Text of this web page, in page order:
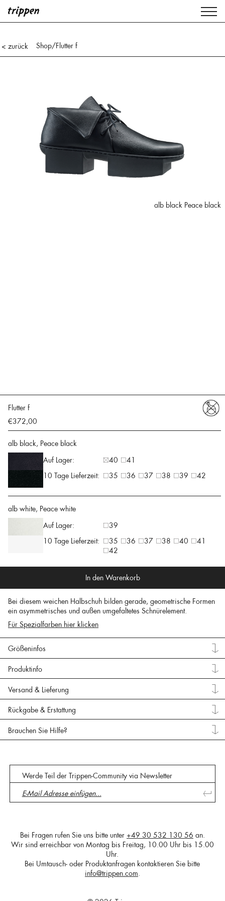
< zurück Shop/Flutter f
alb black Peace black
Flutter f
€372,00
alb black, Peace black
Auf Lager:
40
41
10 Tage Lieferzeit:
35 36 37 38 39 42
alb white, Peace white
Auf Lager:
39
10 Tage Lieferzeit:
35 36 37 38 40
41
42
In den Warenkorb
Bei diesem weichen Halbschuh bilden gerade, geometrische Formen
ein asymmetrisches und außen umgefaltetes Schnürelement.
Für Spezialfarben hier klicken
Größeninfos
Produktinfo
Versand & Lieferung
Rückgabe & Erstattung
Brauchen Sie Hilfe?
Werde Teil der Trippen-Community via Newsletter
Bei Fragen rufen Sie uns bitte unter +49 30 532 130 56 an.
Wir sind erreichbar von Montag bis Freitag, 10.00 Uhr bis 15.00
Uhr.
Bei Umtausch- oder Produktanfragen kontaktieren Sie bitte
info@trippen.com.